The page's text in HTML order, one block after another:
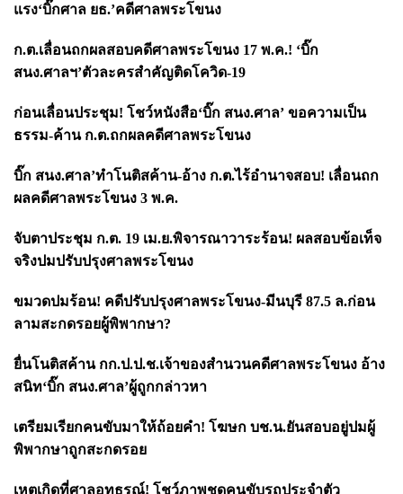
แรง‘บิ๊กศาล ยธ.’คดีศาลพระโขนง
ก.ต.เลื่อนถกผลสอบคดีศาลพระโขนง 17 พ.ค.! ‘บิ๊ก
สนง.ศาลฯ’ตัวละครสำคัญติดโควิด-19
ก่อนเลื่อนประชุม! โชว์หนังสือ‘บิ๊ก สนง.ศาล’ ขอความเป็น
ธรรม-ค้าน ก.ต.ถกผลคดีศาลพระโขนง
บิ๊ก สนง.ศาล’ทำโนติสค้าน-อ้าง ก.ต.ไร้อำนาจสอบ! เลื่อนถก
ผลคดีศาลพระโขนง 3 พ.ค.
จับตาประชุม ก.ต. 19 เม.ย.พิจารณาวาระร้อน! ผลสอบข้อเท็จ
จริงปมปรับปรุงศาลพระโขนง
ขมวดปมร้อน! คดีปรับปรุงศาลพระโขนง-มีนบุรี 87.5 ล.ก่อน
ลามสะกดรอยผู้พิพากษา?
ยื่นโนติสค้าน กก.ป.ป.ช.เจ้าของสำนวนคดีศาลพระโขนง อ้าง
สนิท‘บิ๊ก สนง.ศาล’ผู้ถูกกล่าวหา
เตรียมเรียกคนขับมาให้ถ้อยคำ! โฆษก บช.น.ยันสอบอยู่ปมผู้
พิพากษาถูกสะกดรอย
เหตุเกิดที่ศาลอุทธรณ์! โชว์ภาพชุดคนขับรถประจำตัว